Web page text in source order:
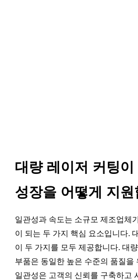
대량 레이저 커팅
성장을 어떻게 지
일관성과 속도는 소규모 제조업체
이 되는 두 가지 핵심 요소입니다.
이 두 가지를 모두 제공합니다. 대
부품은 동일한 높은 수준의 품질을
일관성은 고객의 신뢰를 구축하고